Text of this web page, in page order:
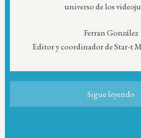
universo de los
Ferran González
Editor y coordinador de Star-t
Sigue leyendo